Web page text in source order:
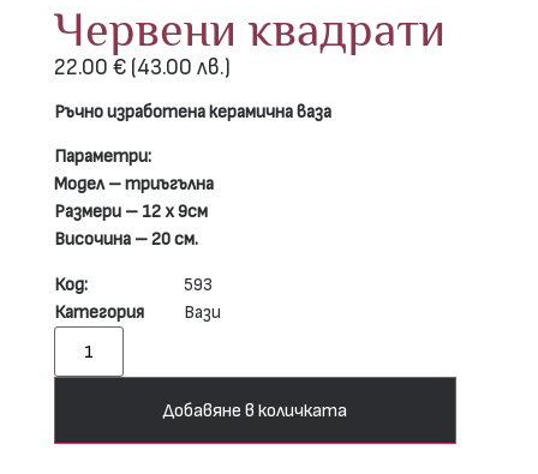
Червени квадрати
22.00 € (43.00 лв.)
Ръчно изработена керамична ваза
Параметри:
Модел – триъгълна
Размери – 12 х 9см
Височина – 20 см.
Код:
593
Категория
Вази
Добавяне в количката